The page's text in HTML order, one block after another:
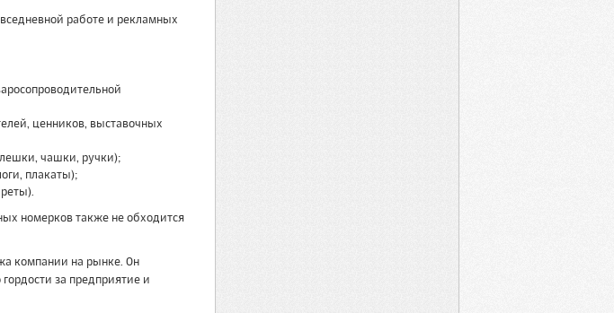
работе и рекламных
ценников, выставочных
чашки, ручки);
плакаты);
номерков также не обходится
компании на рынке. Он
за предприятие и